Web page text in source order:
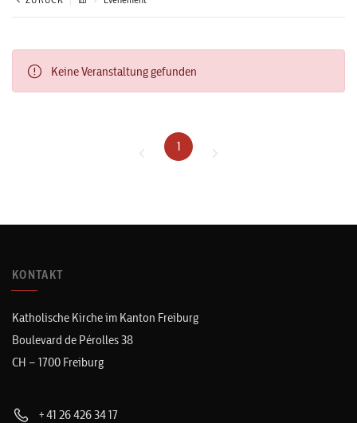
Keine Veranstaltung gefunden
1
KONTAKT
Katholische Kirche im Kanton Freiburg
Boulevard de Pérolles 38
CH – 1700 Freiburg
+41 26 426 34 17